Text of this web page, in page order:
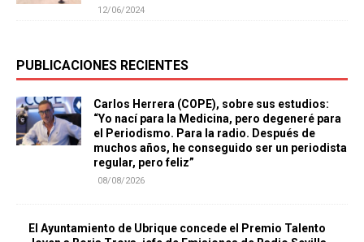
12/06/2024
PUBLICACIONES RECIENTES
Carlos Herrera (COPE), sobre sus estudios:
“Yo nací para la Medicina, pero degeneré para
el Periodismo. Para la radio. Después de
muchos años, he conseguido ser un periodista
regular, pero feliz”
08/08/2026
El Ayuntamiento de Ubrique concede el Premio Talento